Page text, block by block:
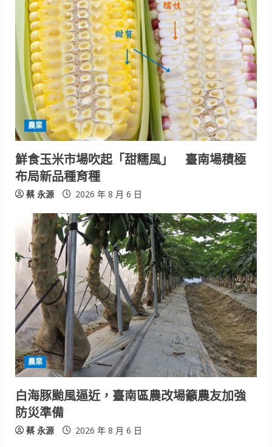
R
e
a
d
i
n
g
農業
鮮食玉米市場吹起「甜糯風」 臺南場積極
布局新品種育種
蔡 永源 2026 年 8 月 6 日
農業
白海豚颱風逼近，臺南區農改場籲農友加強
防災準備
蔡 永源 2026 年 8 月 6 日